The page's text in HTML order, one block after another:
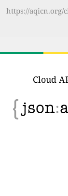
https://
Cloud